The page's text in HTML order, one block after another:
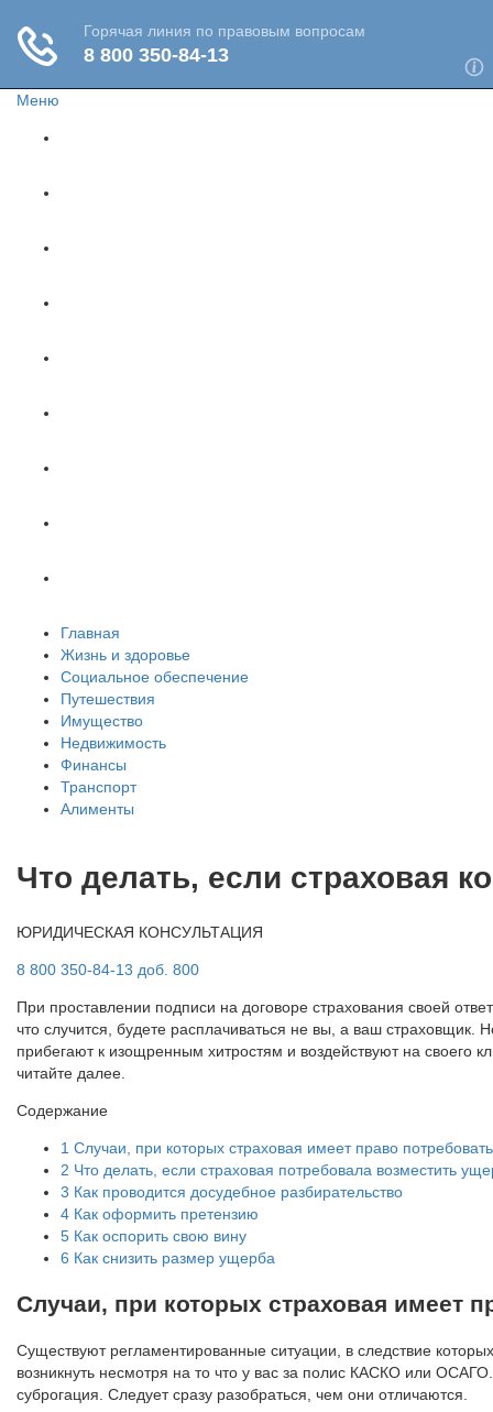
Меню
Главная
Жизнь и здоровье
Социальное обеспечение
Путешествия
Имущество
Недвижимость
Финансы
Транспорт
Алименты
Что делать, если страховая
ЮРИДИЧЕСКАЯ КОНСУЛЬТАЦИЯ
8 800 350-84-13 доб. 800
При проставлении подписи на договоре страхования своей
что случится, будете расплачиваться не вы, а ваш страховщик.
прибегают к изощренным хитростям и воздействуют на своего
читайте далее.
Содержание
1 Случаи, при которых страховая имеет право
2 Что делать, если страховая потребовала возместить
3 Как проводится досудебное разбирательство
4 Как оформить претензию
5 Как оспорить свою вину
6 Как снизить размер ущерба
Случаи, при которых страховая имеет
Существуют регламентированные ситуации, в следствие
возникнуть несмотря на то что у вас за полис КАСКО или
суброгация. Следует сразу разобраться, чем они отличаются.